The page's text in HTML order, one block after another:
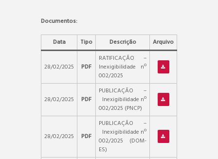
Documentos:
Data Tipo Descrição Arquivo
28/02/2025 PDF
RATIFICAÇÃO –
Inexigibilidade nº
002/2025
28/02/2025 PDF
PUBLICAÇÃO –
Inexigibilidade nº
002/2025 (PNCP)
28/02/2025 PDF
PUBLICAÇÃO –
Inexigibilidade nº
002/2025 (DOM-
ES)